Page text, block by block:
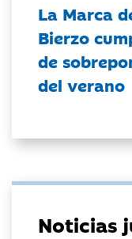
La Marca
Bierzo
de
del verano
Noticias